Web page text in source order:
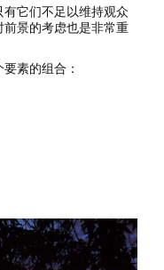
它们不足以维持观众
景的考虑也是非常重
素的组合：